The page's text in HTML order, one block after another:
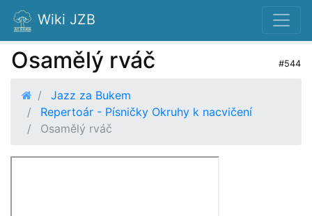
Wiki JZB
Osamělý rváč #544
Jazz za Bukem
Repertoár - Písničky Okruhy k nacvičení
Osamělý rváč